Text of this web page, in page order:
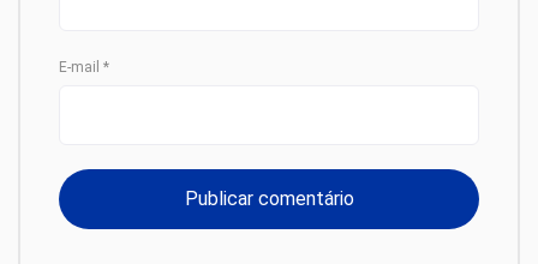
E-mail *